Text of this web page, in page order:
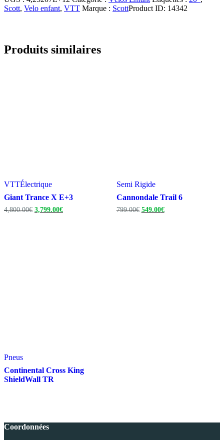
Scott, Velo enfant, VTT Marque : ScottProduct ID: 14342
Produits similaires
VTTÉlectrique
Giant Trance X E+3
4,800.00€ Le
3,799.00€Le
Semi Rigide
Cannondale Trail 6
799.00€ Le
549.00€Le
Pneus
Continental Cross King
ShieldWall TR
Coordonnées